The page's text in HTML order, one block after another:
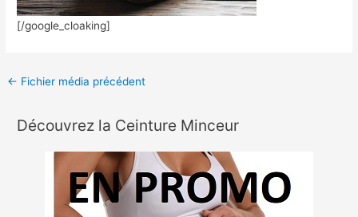
[/google_cloaking]
← Fichier média précédent
Découvrez la Ceinture Minceur